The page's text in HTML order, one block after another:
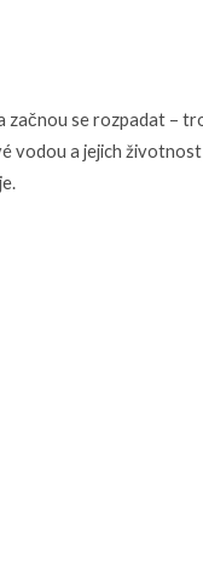
se rozpadat –
vodou a jejich